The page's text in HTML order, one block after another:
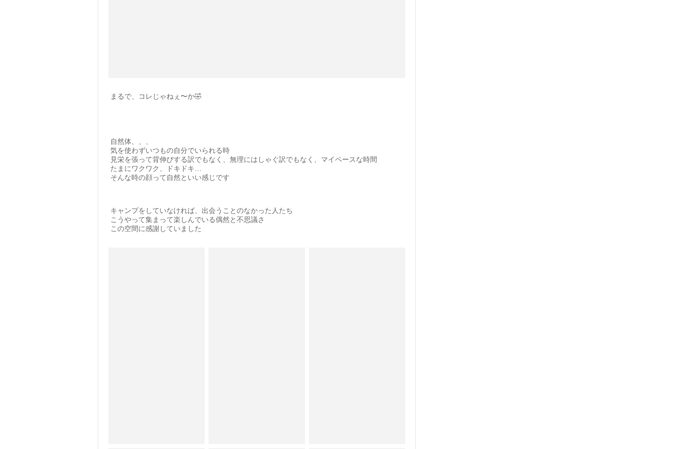
まるで、コレじゃねぇ〜か🤣
自然体、、、
気を使わずいつもの自分でいられる時
見栄を張って背伸びする訳でもなく、無理にはしゃぐ訳でもなく、マイペースな時間
たまにワクワク、ドキドキ…
そんな時の顔って自然といい感じです
キャンプをしていなければ、出会うことのなかった人たち
こうやって集まって楽しんでいる偶然と不思議さ
この空間に感謝していました